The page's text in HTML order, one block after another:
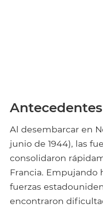
Antecedentes
Al desembarcar en
junio de 1944), las
consolidaron
Francia. Empujando
fuerzas
encontraron